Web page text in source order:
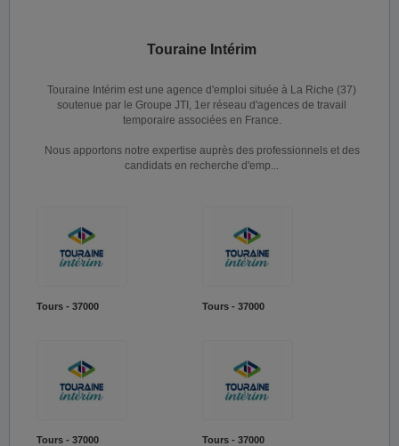
Touraine Intérim
Touraine Intérim est une agence d'emploi située à La Riche (37)
soutenue par le Groupe JTI, 1er réseau d'agences de travail
temporaire associées en France.
Nous apportons notre expertise auprès des professionnels et des
candidats en recherche d'emp...
Tours - 37000 Tours - 37000
Tours - 37000 Tours - 37000